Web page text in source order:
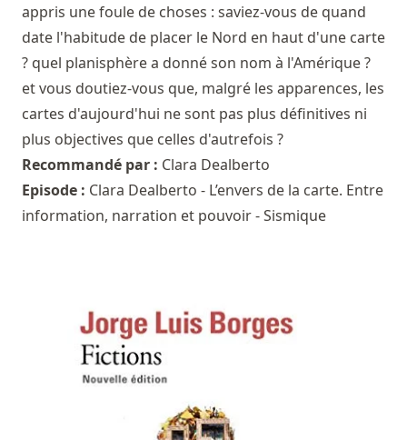
appris une foule de choses : saviez-vous de quand
date l'habitude de placer le Nord en haut d'une carte
? quel planisphère a donné son nom à l'Amérique ?
et vous doutiez-vous que, malgré les apparences, les
cartes d'aujourd'hui ne sont pas plus définitives ni
plus objectives que celles d'autrefois ?
Recommandé par : Clara Dealberto
Episode : Clara Dealberto - L’envers de la carte. Entre
information, narration et pouvoir - Sismique